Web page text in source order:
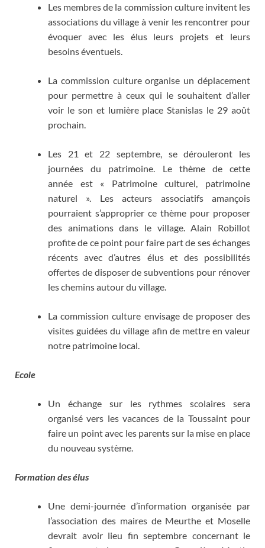
Les membres de la commission culture invitent les
associations du village à venir les rencontrer pour
évoquer avec les élus leurs projets et leurs
besoins éventuels.
La commission culture organise un déplacement
pour permettre à ceux qui le souhaitent d’aller
voir le son et lumière place Stanislas le 29 août
prochain.
Les 21 et 22 septembre, se dérouleront les
journées du patrimoine. Le thème de cette
année est « Patrimoine culturel, patrimoine
naturel ». Les acteurs associatifs amançois
pourraient s’approprier ce thème pour proposer
des animations dans le village. Alain Robillot
profite de ce point pour faire part de ses échanges
récents avec d’autres élus et des possibilités
offertes de disposer de subventions pour rénover
les chemins autour du village.
La commission culture envisage de proposer des
visites guidées du village afin de mettre en valeur
notre patrimoine local.
Ecole
Un échange sur les rythmes scolaires sera
organisé vers les vacances de la Toussaint pour
faire un point avec les parents sur la mise en place
du nouveau système.
Formation des élus
Une demi-journée d’information organisée par
l’association des maires de Meurthe et Moselle
devrait avoir lieu fin septembre concernant le